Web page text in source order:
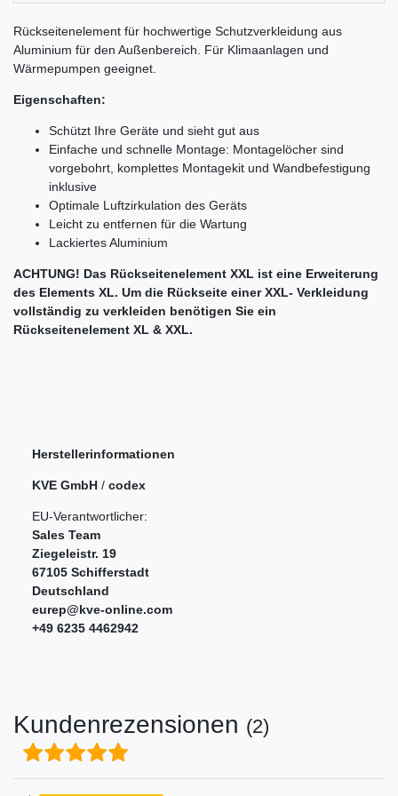
Rückseitenelement für hochwertige Schutzverkleidung aus
Aluminium für den Außenbereich. Für Klimaanlagen und
Wärmepumpen geeignet.
Eigenschaften:
Schützt Ihre Geräte und sieht gut aus
Einfache und schnelle Montage: Montagelöcher sind
vorgebohrt, komplettes Montagekit und Wandbefestigung
inklusive
Optimale Luftzirkulation des Geräts
Leicht zu entfernen für die Wartung
Lackiertes Aluminium
ACHTUNG! Das Rückseitenelement XXL ist eine Erweiterung
des Elements XL. Um die Rückseite einer XXL- Verkleidung
vollständig zu verkleiden benötigen Sie ein
Rückseitenelement XL & XXL.
Herstellerinformationen
KVE GmbH / codex
EU-Verantwortlicher:
Sales Team
Ziegeleistr. 19
67105 Schifferstadt
Deutschland
eurep@kve-online.com
+49 6235 4462942
Kundenrezensionen (2)